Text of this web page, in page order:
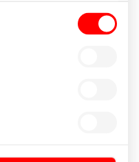
имущества;
совершенного
вред